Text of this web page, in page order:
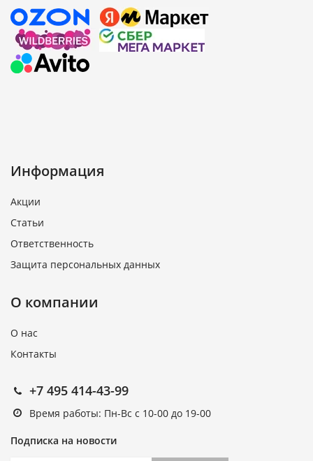
Информация
Акции
Статьи
Ответственность
Защита персональных данных
О компании
О нас
Контакты
+7 495 414-43-99
Время работы: Пн-Вс с 10-00 до 19-00
Подписка на новости